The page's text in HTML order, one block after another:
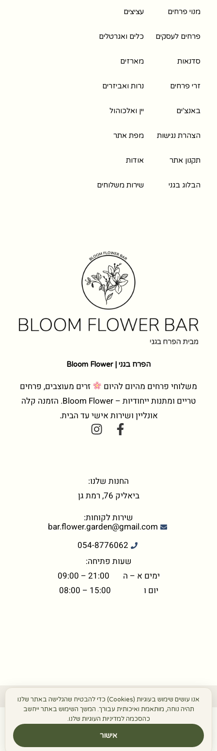
אנו עושים שימוש בעוגיות (Cookies) כדי להבטיח שהגלישה באתר שלנו
תהיה נוחה, מותאמת ואיכותית עבורך. המשך השימוש באתר ייחשב
כהסכמה למדיניות העוגיות שלנו.
אישור
הפרח בגני | Bloom Flower
משלוחי פרחים מהיום להיום
זרים מעוצבים, פרחים
טריים ומתנות ייחודיות – Bloom Flower. הזמנה קלה
אונליין ושירות אישי עד הבית.
החנות שלנו:
ביאליק 76, רמת גן
bar.flower.garden@gmail.com
054-8776062
שעות פתיחה:
ימים א – ה 21:00 – 09:00
יום ו 15:00 – 08:00
שירות לקוחות:
מנוי פרחים
פרחים לעסקים
סדנאות
זרי פרחים
באנצ'ים
הצהרת נגישות
תקנון אתר
הבלוג בגני
עציצים
כלים ואגרטלים
מארזים
נרות ואביזרים
יין ואלכוהול
מפת אתר
אודות
שירות משלוחים
תשלום מאובטח בתקנים מחמירים
©+2026 כל הזכויות שמורות הפרח בגני